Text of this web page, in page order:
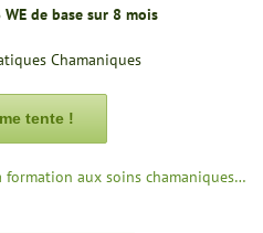
de base sur 8 mois
Chamaniques
tente !
formation aux soins chamaniques…